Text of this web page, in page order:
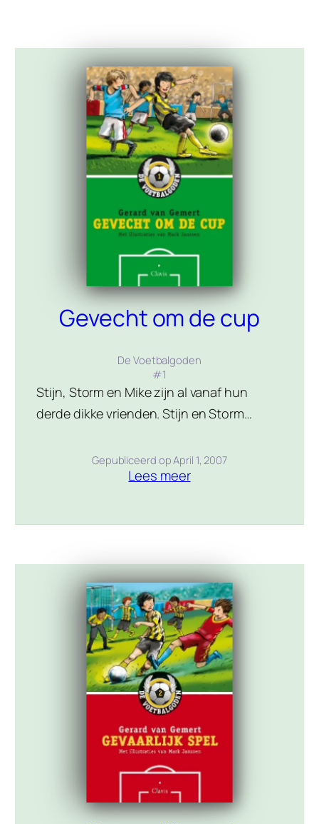
De Stoere Hockeybende
De Voetbalbengels
De Voetbalgoden
De Voetbalhockeyers
Eilandgeheimen
FC De Madonna’s
Het geheim van
Historische boeken
Kief de goaltjesdief
Luca
Stand-alone
STIJN gouden belofte
Gevecht om de cup
De Voetbalgoden
#1
Stijn, Storm en Mike zijn al vanaf hun
derde dikke vrienden. Stijn en Storm
meerdere vlakken verwikkeld in een hevige
strijd met hun grote rivalen SV E.M.S., door
Woudorp tegen elkaar […]
Gepubliceerd op April 1, 2007
Lees meer